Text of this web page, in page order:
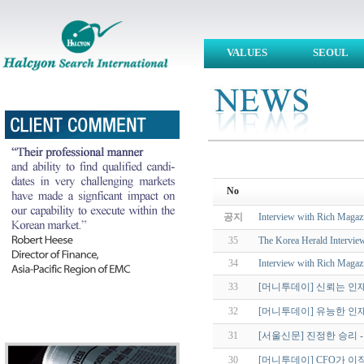
VALUES SEOUL
No
공지 Interview with Rich
35
The Korea Herald
34
Interview with Rich
33 [머니투데이] 신뢰는 인
32 [머니투데이] 유능한 인
31 [서울신문] 진정한 승리 -
30 [머니투데이] CFO가 이